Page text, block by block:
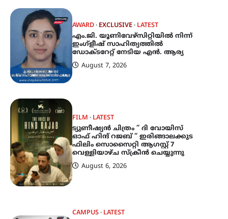
AWARD EXCLUSIVE
LATEST
എം.ജി. യൂണിവേഴ്‌സിറ്റിയിൽ നിന്ന്
ഇംഗ്ളീഷ് സാഹിത്യത്തിൽ
ഡോക്ടറേറ്റ് നേടിയ എൻ. ആര്യ
August 7, 2026
FILM
LATEST
ട്യുണീഷ്യൻ ചിത്രം ” ദി വോയിസ്
ഓഫ് ഹിന്ദ് റജബ് ” ഇരിങ്ങാലക്കുട
ഫിലിം സൊസൈറ്റി ആഗസ്റ്റ് 7
വെള്ളിയാഴ്ച സ്‌ക്രീൻ ചെയ്യുന്നു
August 6, 2026
CAMPUS
LATEST